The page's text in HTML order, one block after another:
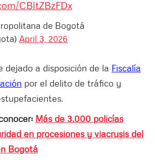
CBltZBzFDx
de Bogotá
April 3, 2026
dejado a disposición de la Fiscalía
por el delito de tráfico y
Más de 3.000 policías
en procesiones y viacrusis del
Bogotá